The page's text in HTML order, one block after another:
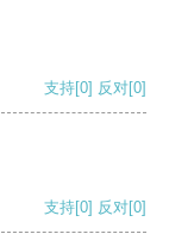
支持[0] 反对[0]
支持[0] 反对[0]